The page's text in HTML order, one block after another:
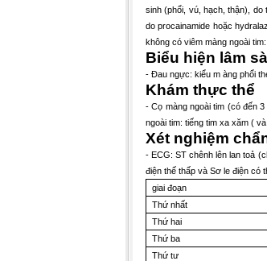
sinh (phổi, vú, hạch, thận), do
do procainamide hoặc
không có viêm màng ngoài
Biểu hiện lâm
- Đau ngực: kiểu m àng phổi
Khám thực thể
- Cọ màng ngoài tim (có đến
ngoài tim: tiếng tim xa xăm (
Xét nghiệm
- ECG: ST chênh lên lan toả
điện thế thấp và Sơ le điện có
giai đoạn
Thứ nhất
Thứ hai
Thứ ba
Thứ tư